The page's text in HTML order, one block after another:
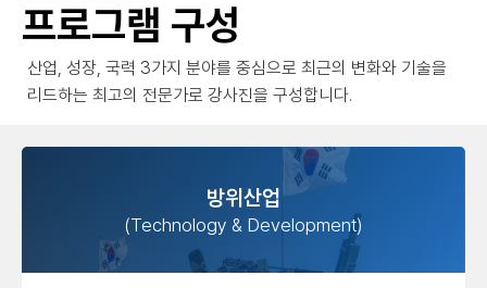
프로그램 구성
산업, 성장, 국력 3가지 분야를 중심으로 최근의 변화와 기술을
리드하는 최고의 전문가로 강사진을 구성합니다.
방위산업
(Technology & Development)